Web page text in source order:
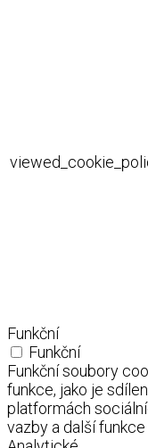
Funkční
Funkční
Funkční soubory
funkce, jako je
platformách
vazby a další